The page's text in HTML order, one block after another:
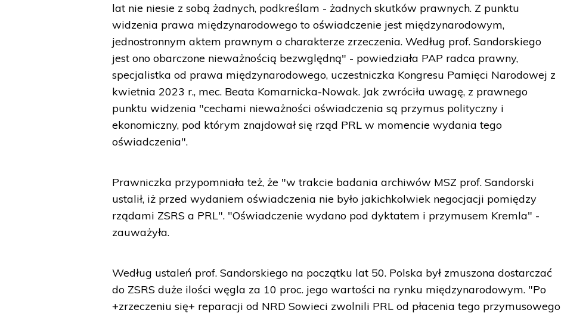
lat nie niesie z sobą żadnych, podkreślam - żadnych skutków prawnych. Z punktu
widzenia prawa międzynarodowego to oświadczenie jest międzynarodowym,
jednostronnym aktem prawnym o charakterze zrzeczenia. Według prof. Sandorskiego
jest ono obarczone nieważnością bezwględną" - powiedziała PAP radca prawny,
specjalistka od prawa międzynarodowego, uczestniczka Kongresu Pamięci Narodowej z
kwietnia 2023 r., mec. Beata Komarnicka-Nowak. Jak zwróciła uwagę, z prawnego
punktu widzenia "cechami nieważności oświadczenia są przymus polityczny i
ekonomiczny, pod którym znajdował się rząd PRL w momencie wydania tego
oświadczenia".
Prawniczka przypomniała też, że "w trakcie badania archiwów MSZ prof. Sandorski
ustalił, iż przed wydaniem oświadczenia nie było jakichkolwiek negocjacji pomiędzy
rządami ZSRS a PRL". "Oświadczenie wydano pod dyktatem i przymusem Kremla" -
zauważyła.
Według ustaleń prof. Sandorskiego na początku lat 50. Polska był zmuszona dostarczać
do ZSRS duże ilości węgla za 10 proc. jego wartości na rynku międzynarodowym. "Po
+zrzeczeniu się+ reparacji od NRD Sowieci zwolnili PRL od płacenia tego przymusowego